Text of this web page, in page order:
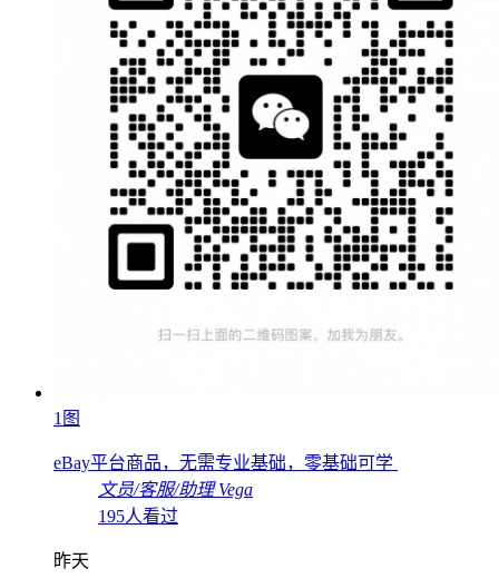
1图
eBay平台商品，无需专业基础，零基础可学
文员/客服/助理 Vega
195人看过
昨天